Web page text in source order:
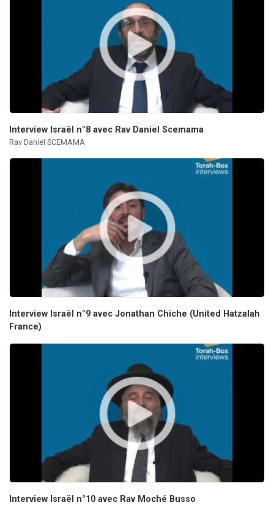
Interview Israël n°8 avec Rav Daniel Scemama
Rav Daniel SCEMAMA
Interview Israël n°9 avec Jonathan Chiche (United Hatzalah
France)
Interview Israël n°10 avec Rav Moché Busso